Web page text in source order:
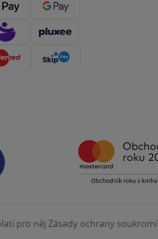
pro něj Zásady ochrany soukromí